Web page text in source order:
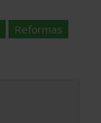
Reformas